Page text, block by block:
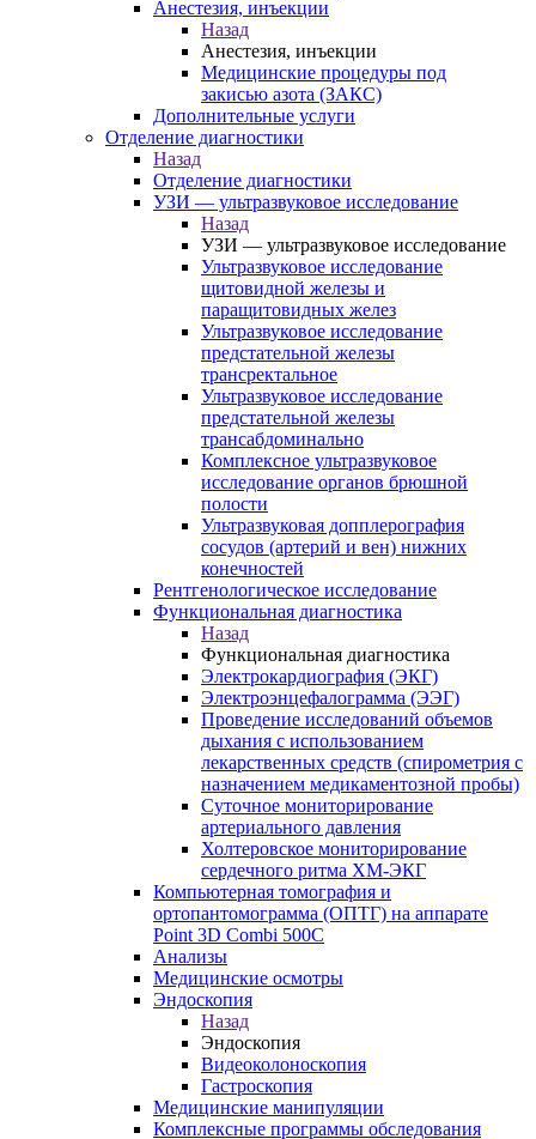
Анестезия, инъекции
Назад
Анестезия, инъекции
Медицинские процедуры под
закисью азота (ЗАКС)
Дополнительные услуги
Отделение диагностики
Назад
Отделение диагностики
УЗИ — ультразвуковое исследование
Назад
УЗИ — ультразвуковое исследование
Ультразвуковое исследование
щитовидной железы и
паращитовидных желез
Ультразвуковое исследование
предстательной железы
трансректальное
Ультразвуковое исследование
предстательной железы
трансабдоминально
Комплексное ультразвуковое
исследование органов брюшной
полости
Ультразвуковая допплерография
сосудов (артерий и вен) нижних
конечностей
Рентгенологическое исследование
Функциональная диагностика
Назад
Функциональная диагностика
Электрокардиография (ЭКГ)
Электроэнцефалограмма (ЭЭГ)
Проведение исследований объемов
дыхания с использованием
лекарственных средств (спирометрия с
назначением медикаментозной пробы)
Суточное мониторирование
артериального давления
Холтеровское мониторирование
сердечного ритма ХМ-ЭКГ
Компьютерная томография и
ортопантомограмма (ОПТГ) на аппарате
Point 3D Combi 500C
Анализы
Медицинские осмотры
Эндоскопия
Назад
Эндоскопия
Видеоколоноскопия
Гастроскопия
Медицинские манипуляции
Комплексные программы обследования